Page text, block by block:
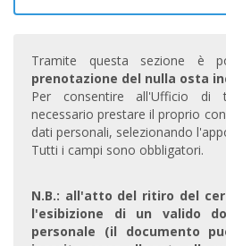
Tramite questa sezione è
prenotazione del nulla osta
Per consentire all'Ufficio di
necessario prestare il proprio
dati personali, selezionando
Tutti i campi sono obbligatori.
N.B.: all'atto del ritiro del
l'esibizione di un valido
personale (il documento